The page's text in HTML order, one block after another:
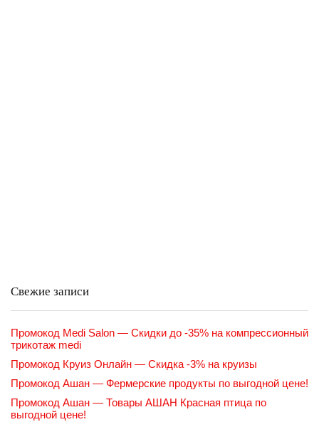
Свежие записи
Промокод Medi Salon — Скидки до -35% на компрессионный
трикотаж medi
Промокод Круиз Онлайн — Скидка -3% на круизы
Промокод Ашан — Фермерские продукты по выгодной цене!
Промокод Ашан — Товары АШАН Красная птица по
выгодной цене!